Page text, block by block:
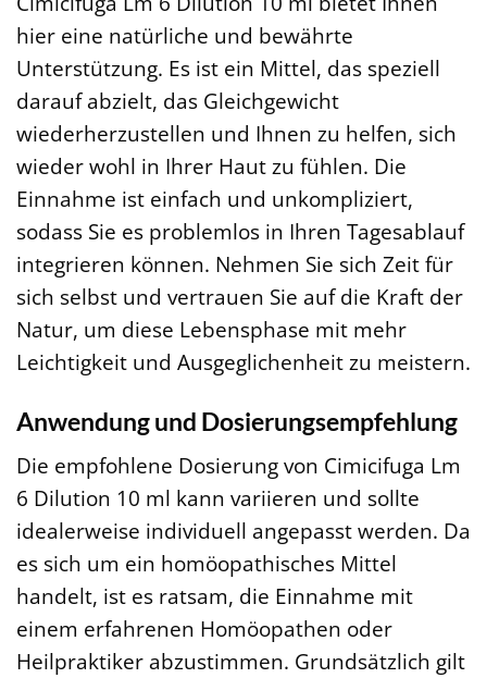
hier eine natürliche und bewährte
Unterstützung. Es ist ein Mittel, das speziell
darauf abzielt, das Gleichgewicht
wiederherzustellen und Ihnen zu helfen, sich
wieder wohl in Ihrer Haut zu fühlen. Die
Einnahme ist einfach und unkompliziert,
sodass Sie es problemlos in Ihren Tagesablauf
integrieren können. Nehmen Sie sich Zeit für
sich selbst und vertrauen Sie auf die Kraft der
Natur, um diese Lebensphase mit mehr
Leichtigkeit und Ausgeglichenheit zu meistern.
Anwendung und Dosierungsempfehlung
Die empfohlene Dosierung von Cimicifuga Lm
6 Dilution 10 ml kann variieren und sollte
idealerweise individuell angepasst werden. Da
es sich um ein homöopathisches Mittel
handelt, ist es ratsam, die Einnahme mit
einem erfahrenen Homöopathen oder
Heilpraktiker abzustimmen. Grundsätzlich gilt